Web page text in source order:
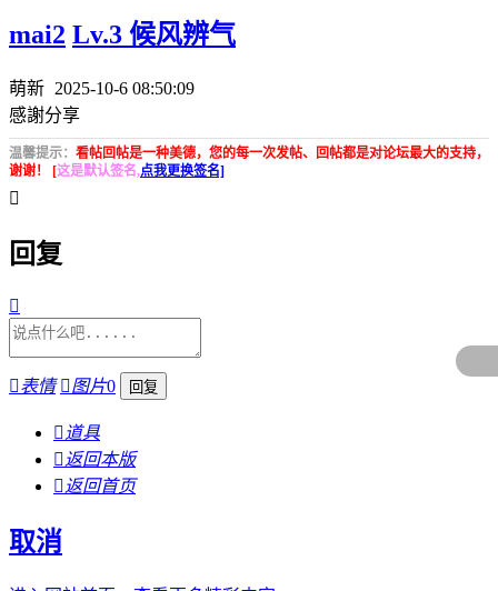
mai2 Lv.3 候风辨气
萌新 2025-10-6 08:50:09
感謝分享
温馨提示： 看帖回帖是一种美德，您的每一次发帖、回帖都是对论坛最大的支持，
谢谢！ [这是默认签名,点我更换签名]

回复

表情 图片0
 道具
 返回本版
 返回首页
取消